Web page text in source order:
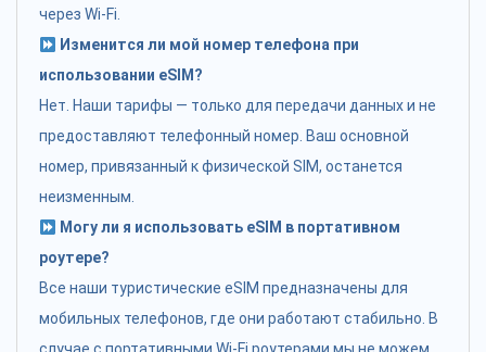
через Wi-Fi.
Изменится ли мой номер телефона при
использовании eSIM?
Нет. Наши тарифы — только для передачи данных и не
предоставляют телефонный номер. Ваш основной
номер, привязанный к физической SIM, останется
неизменным.
Могу ли я использовать eSIM в портативном
роутере?
Все наши туристические eSIM предназначены для
мобильных телефонов, где они работают стабильно. В